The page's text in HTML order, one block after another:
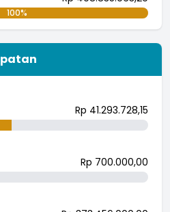
100%
Rp 41.293.728,15
Rp 700.000,00